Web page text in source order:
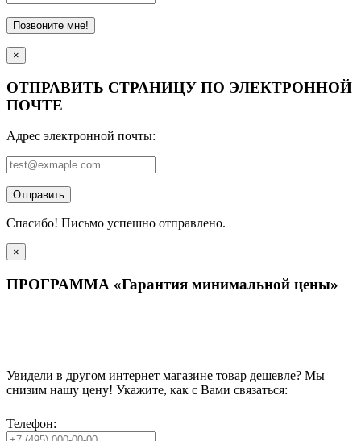
Позвоните мне!
×
ОТПРАВИТЬ СТРАНИЦУ ПО ЭЛЕКТРОННОЙ
ПОЧТЕ
Адрес электронной почты:
Отправить
Спасибо! Письмо успешно отправлено.
×
ПРОГРАММА «Гарантия минимальной цены»
Увидели в другом интернет магазине товар дешевле? Мы
снизим нашу цену! Укажите, как с Вами связаться:
Телефон: